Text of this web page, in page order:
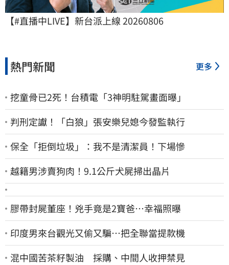
【#直播中LIVE】新台派上線 20260806
熱門新聞 更多
挖童骨已2死！台積電「3神明駐駕畫面曝」
判刑定讞！「白狼」張安樂兒媳今發監執行
保全「拒倒垃圾」：我不是清潔員！下場慘
越籍男涉賣狗肉！9.1公斤犬屍掃出晶片
膠帶封屍董座！兇手竟是2寶爸…幸福照曝
印度男來台觀光又偷又騙…把全聯當提款機
混中國苦茶籽製油 採購、中間人收押禁見